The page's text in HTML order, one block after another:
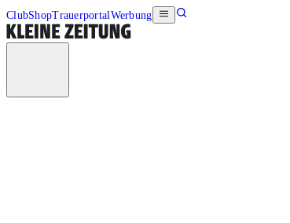
ClubShopTrauerportalWerbung